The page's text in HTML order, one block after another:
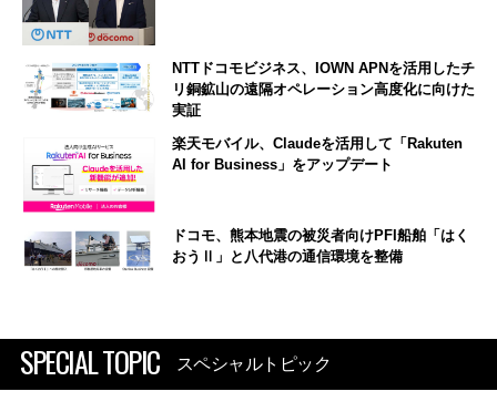
NTTドコモビジネス、IOWN APNを活用したチ
リ銅鉱山の遠隔オペレーション高度化に向けた
実証
楽天モバイル、Claudeを活用して「Rakuten
AI for Business」をアップデート
ドコモ、熊本地震の被災者向けPFI船舶「はく
おうⅡ」と八代港の通信環境を整備
SPECIAL TOPIC スペシャルトピック